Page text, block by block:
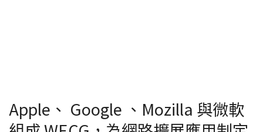
Apple、 Google 、Mozilla 與微軟